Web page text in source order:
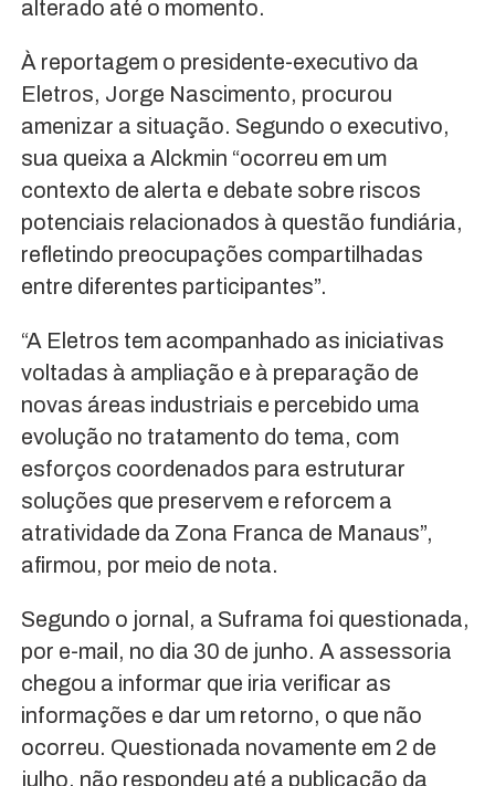
alterado até o momento.
À reportagem o presidente-executivo da
Eletros, Jorge Nascimento, procurou
amenizar a situação. Segundo o executivo,
sua queixa a Alckmin “ocorreu em um
contexto de alerta e debate sobre riscos
potenciais relacionados à questão fundiária,
refletindo preocupações compartilhadas
entre diferentes participantes”.
“A Eletros tem acompanhado as iniciativas
voltadas à ampliação e à preparação de
novas áreas industriais e percebido uma
evolução no tratamento do tema, com
esforços coordenados para estruturar
soluções que preservem e reforcem a
atratividade da Zona Franca de Manaus”,
afirmou, por meio de nota.
Segundo o jornal, a Suframa foi questionada,
por e-mail, no dia 30 de junho. A assessoria
chegou a informar que iria verificar as
informações e dar um retorno, o que não
ocorreu. Questionada novamente em 2 de
julho, não respondeu até a publicação da